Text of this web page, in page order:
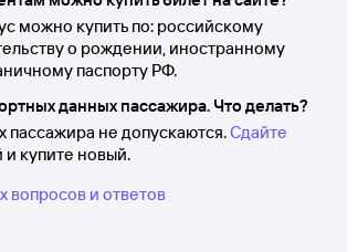
можно купить по: российскому
о рождении, иностранному
паспорту РФ.
данных пассажира. Что делать?
не допускаются.Сдайте
купите новый.
вопросов и ответов